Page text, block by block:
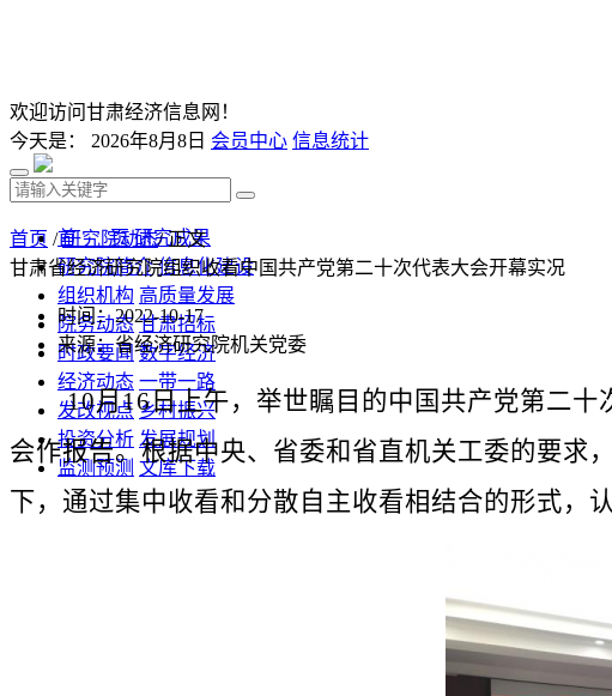
欢迎访问甘肃经济信息网！
今天是： 2026年8月8日 会员中心 信息统计
首 页 研究成果
研究院简介 信息化建设
组织机构 高质量发展
院务动态 甘肃招标
时政要闻 数字经济
经济动态 一带一路
发改视点 乡村振兴
投资分析 发展规划
监测预测 文库下载
首页 /研究院动态/ 正文
甘肃省经济研究院组织收看中国共产党第二十次代表大会开幕实况
时间：2022-10-17
来源：省经济研究院机关党委
10月16日上午，举世瞩目的中国共产党第二十
会作报告。根据中央、省委和省直机关工委的要求
下，通过集中收看和分散自主收看相结合的形式，